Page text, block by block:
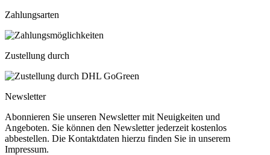
Zahlungsarten
Zustellung durch
Newsletter
Abonnieren Sie unseren Newsletter mit Neuigkeiten und
Angeboten. Sie können den Newsletter jederzeit kostenlos
abbestellen. Die Kontaktdaten hierzu finden Sie in unserem
Impressum.